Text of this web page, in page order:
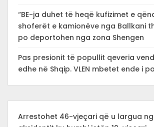
“BE-ja duhet të heqë kufizimet e
shoferët e kamionëve nga Ballkani
po deportohen nga zona Shengen
Pas presionit të popullit qeveria
edhe në Shqip. VLEN mbetet ende i
Arrestohet 46-vjeçari që u largua